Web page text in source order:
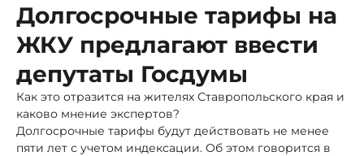
Долгосрочные тарифы на
ЖКУ предлагают ввести
депутаты Госдумы
Как это отразится на жителях Ставропольского края и
каково мнение экспертов?
Долгосрочные тарифы будут действовать не менее
пяти лет с учетом индексации. Об этом говорится в